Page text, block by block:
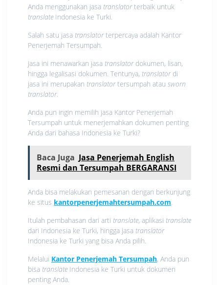
Anda menggunakan jasa translatorterbaik untuk
translate Indonesia ke Turki.
Salah satu jasa translatorterpercaya adalah Kantor
Penerjemah Tersumpah.
Jasa ini menawarkan jasa translator dokumen, lisan,
hingga legalisasi dokumen. Tentunya, translator di
jasa ini merupakan translatortersumpah atau sworn
translator.
Anda pun ingin memilih jasa Kantor Penerjemah
Tersumpah untuk menerjemahkan dokumen penting
Anda dari bahasa Indonesia ke Turki?
Baca Juga Jasa Penerjemah English
Resmi dan Tersumpah BERGARANSI
Anda bisa melakukan pemesanan dengan berkunjung
ke situs kantorpenerjemahtersumpah.com.
Itulah pembahasan dari arti translate, aplikasi translate
dari Indonesia ke Turki, hingga jasa translator
Indonesia ke Turki yang bisa Anda pilih.
Melalui Kantor Penerjemah Tersumpah, Anda pun
bisa translate Indonesia ke Turki untuk dokumen
penting Anda.